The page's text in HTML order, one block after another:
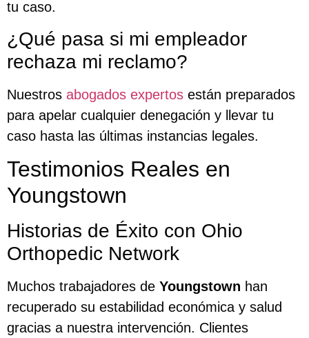
tu caso.
¿Qué pasa si mi empleador
rechaza mi reclamo?
Nuestros abogados expertos están preparados
para apelar cualquier denegación y llevar tu
caso hasta las últimas instancias legales.
Testimonios Reales en
Youngstown
Historias de Éxito con Ohio
Orthopedic Network
Muchos trabajadores de Youngstown han
recuperado su estabilidad económica y salud
gracias a nuestra intervención. Clientes